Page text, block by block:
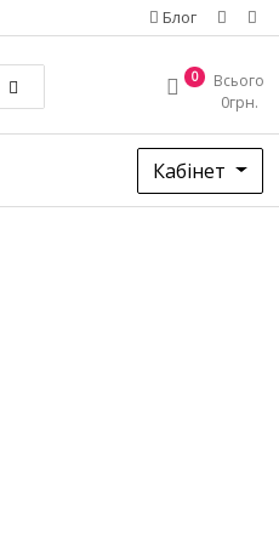
Блог
0
Всього
0грн.
Кабінет